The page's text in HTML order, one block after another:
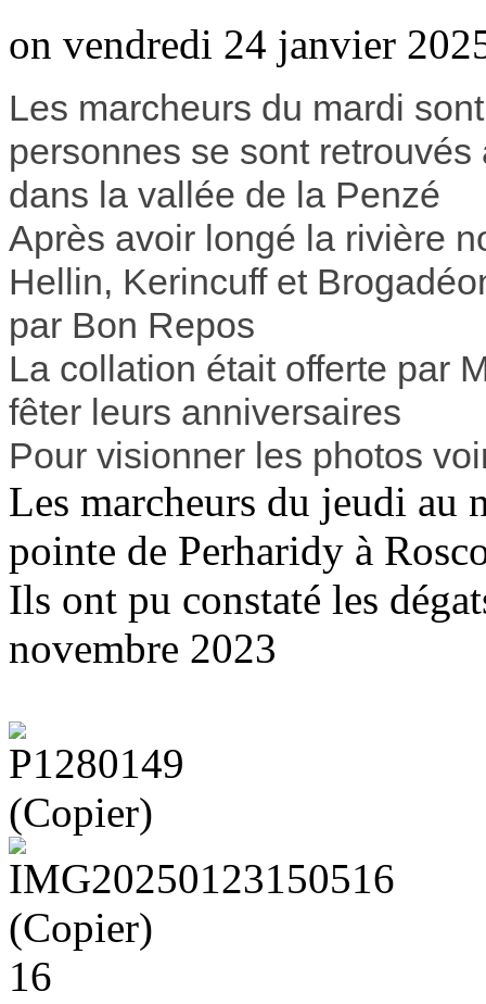
on vendredi 24 janvier
Les marcheurs du mardi
personnes se sont
dans la vallée de la Penzé
Après avoir longé la rivière
Hellin, Kerincuff et
par Bon Repos
La collation était offerte par
fêter leurs anniversaires
Pour visionner les photos
Les marcheurs du jeudi au
pointe de Perharidy à
Ils ont pu constaté les
novembre 2023
16